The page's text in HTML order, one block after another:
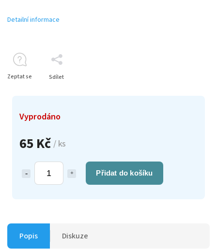
65 Kč/ ks
Přidat do košíku
Vyprodáno
Detailní informace
Zeptat se Sdílet
Popis Diskuze